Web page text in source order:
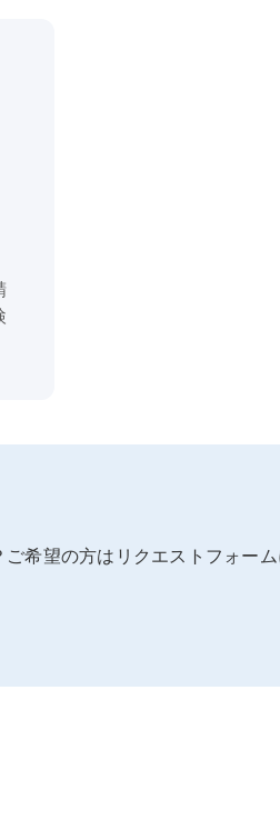
希望の方はリクエストフォー